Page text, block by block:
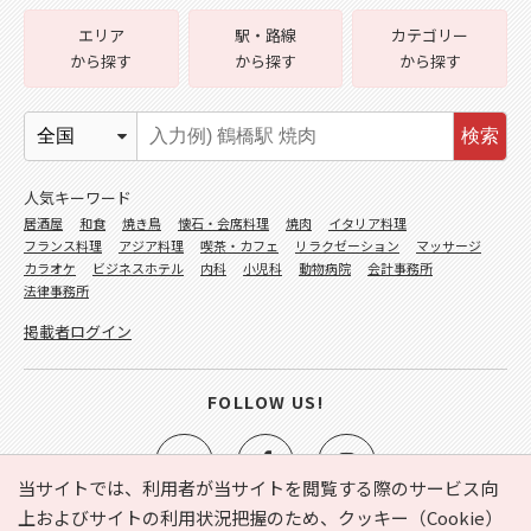
当サイトでは、利用者が当サイトを閲覧する際のサービス向
上およびサイトの利用状況把握のため、クッキー（Cookie）
エリア
から探す
駅・路線
から探す
カテゴリー
から探す
検索
人気キーワード
居酒屋 和食 焼き鳥 懐石・会席料理 焼肉
イタリア料理
フランス料理
アジア料理 喫茶・カフェ リラクゼーション
マッサージ
カラオケ
ビジネスホテル 内科 小児科 動物病院
会計事務所
法律事務所
掲載者ログイン
FOLLOW US!